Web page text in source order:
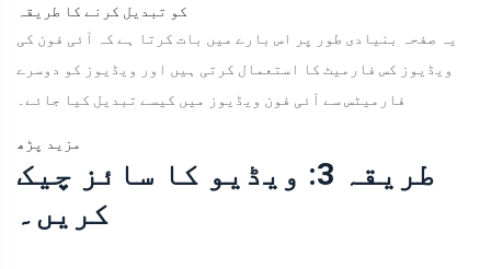
کو تبدیل کرنے کا طریقہ
یہ صفحہ بنیادی طور پر اس بارے میں بات کرتا ہے کہ آئی فون کی
ویڈیوز کس فارمیٹ کا استعمال کرتی ہیں اور ویڈیوز کو دوسرے
فارمیٹس سے آئی فون ویڈیوز میں کیسے تبدیل کیا جائے۔
مزید پڑھ
طریقہ 3: ویڈیو کا سائز چیک
کریں۔